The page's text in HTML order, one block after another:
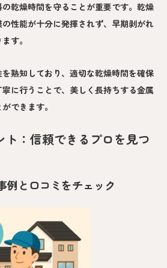
乾燥時間を守ることが重要です。乾燥
性能が十分に発揮されず、早期剥がれ
す。
熟知しており、適切な乾燥時間を確保
に行うことで、美しく長持ちする金属
できます。
ト：信頼できるプロを見つ
例と口コミをチェック